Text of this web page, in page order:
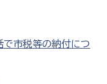
で市税等の納付につ